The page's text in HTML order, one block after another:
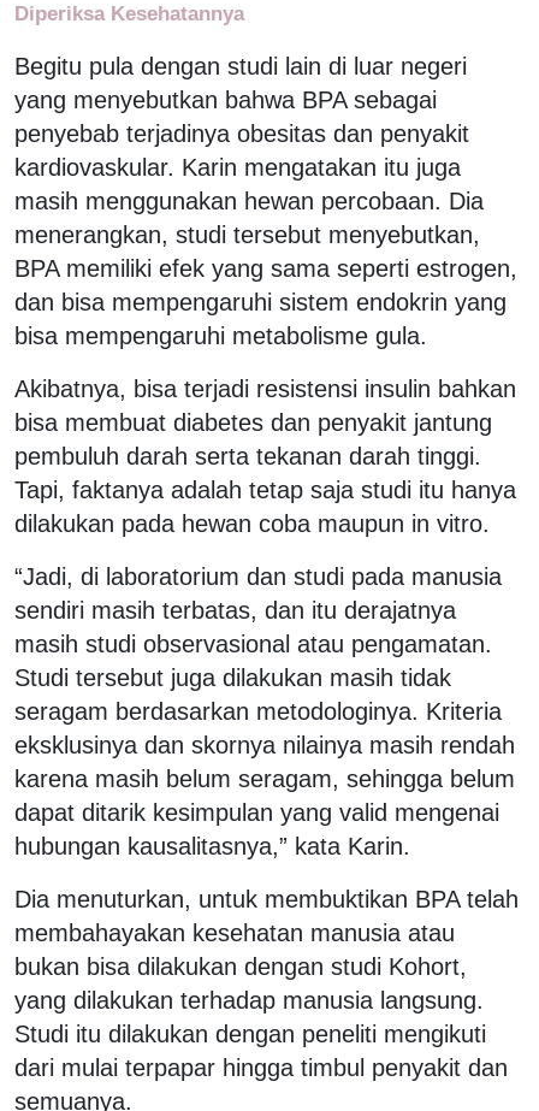
Diperiksa Kesehatannya
Begitu pula dengan studi lain di luar negeri
yang menyebutkan bahwa BPA sebagai
penyebab terjadinya obesitas dan penyakit
kardiovaskular. Karin mengatakan itu juga
masih menggunakan hewan percobaan. Dia
menerangkan, studi tersebut menyebutkan,
BPA memiliki efek yang sama seperti estrogen,
dan bisa mempengaruhi sistem endokrin yang
bisa mempengaruhi metabolisme gula.
Akibatnya, bisa terjadi resistensi insulin bahkan
bisa membuat diabetes dan penyakit jantung
pembuluh darah serta tekanan darah tinggi.
Tapi, faktanya adalah tetap saja studi itu hanya
dilakukan pada hewan coba maupun in vitro.
“Jadi, di laboratorium dan studi pada manusia
sendiri masih terbatas, dan itu derajatnya
masih studi observasional atau pengamatan.
Studi tersebut juga dilakukan masih tidak
seragam berdasarkan metodologinya. Kriteria
eksklusinya dan skornya nilainya masih rendah
karena masih belum seragam, sehingga belum
dapat ditarik kesimpulan yang valid mengenai
hubungan kausalitasnya,” kata Karin.
Dia menuturkan, untuk membuktikan BPA telah
membahayakan kesehatan manusia atau
bukan bisa dilakukan dengan studi Kohort,
yang dilakukan terhadap manusia langsung.
Studi itu dilakukan dengan peneliti mengikuti
dari mulai terpapar hingga timbul penyakit dan
semuanya.